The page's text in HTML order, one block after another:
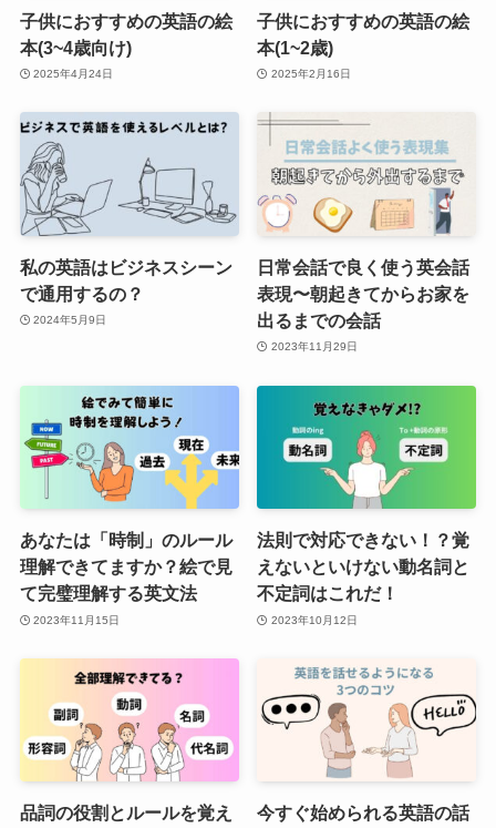
子供におすすめの英語の絵
本(3~4歳向け)
2025年4月24日
子供におすすめの英語の絵
本(1~2歳)
2025年2月16日
私の英語はビジネスシーン
で通用するの？
2024年5月9日
日常会話で良く使う英会話
表現〜朝起きてからお家を
出るまでの会話
2023年11月29日
あなたは「時制」のルール
理解できてますか？絵で見
て完璧理解する英文法
2023年11月15日
法則で対応できない！？覚
えないといけない動名詞と
不定詞はこれだ！
2023年10月12日
品詞の役割とルールを覚え
今すぐ始められる英語の話